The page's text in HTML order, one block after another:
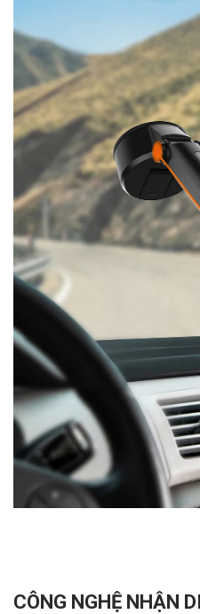
CÔNG NGHỆ NHẬN